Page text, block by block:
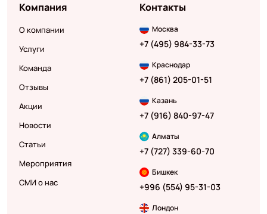
Компания
О компании
Услуги
Команда
Отзывы
Акции
Новости
Статьи
Мероприятия
СМИ о нас
Контакты
Москва
+7 (495) 984-33-73
Краснодар
+7 (861) 205-01-51
Казань
+7 (916) 840-97-47
Алматы
+7 (727) 339-60-70
Бишкек
+996 (554) 95-31-03
Лондон